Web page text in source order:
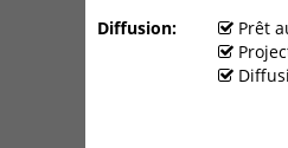
Diffusion
Prêt